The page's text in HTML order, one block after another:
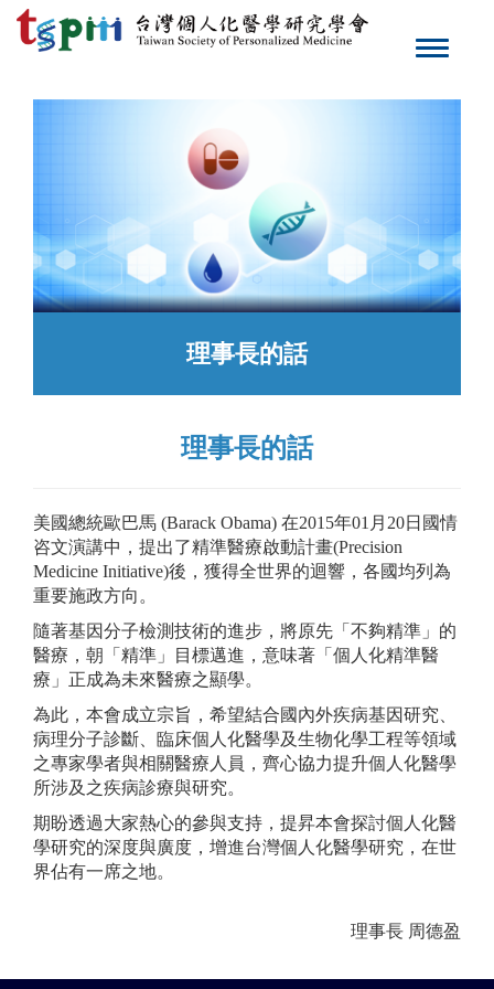
Toggle
理事長的話
理事長的話
美國總統歐巴馬 (Barack Obama) 在2015年01月20日國情
咨文演講中，提出了精準醫療啟動計畫(Precision
Medicine Initiative)後，獲得全世界的迴響，各國均列為
重要施政方向。
隨著基因分子檢測技術的進步，將原先「不夠精準」的
醫療，朝「精準」目標邁進，意味著「個人化精準醫
療」正成為未來醫療之顯學。
為此，本會成立宗旨，希望結合國內外疾病基因研究、
病理分子診斷、臨床個人化醫學及生物化學工程等領域
之專家學者與相關醫療人員，齊心協力提升個人化醫學
所涉及之疾病診療與研究。
期盼透過大家熱心的參與支持，提昇本會探討個人化醫
學研究的深度與廣度，增進台灣個人化醫學研究，在世
界佔有一席之地。
理事長 周德盈